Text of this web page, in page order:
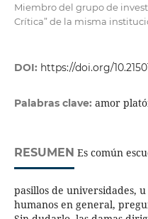
Miembro del grupo de
Crítica” de la misma
DOI: https://doi.org/
Palabras clave: amor
RESUMEN Es común
pasillos de universidades,
humanos en general,